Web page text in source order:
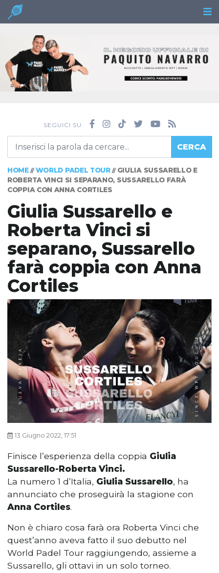
SEGUICI SU
CERCA
HOME// WORLD PADEL TOUR// GIULIA SUSSARELLO E
ROBERTA VINCI SI SEPARANO, SUSSARELLO FARÀ
COPPIA CON ANNA CORTILES
Giulia Sussarello e
Roberta Vinci si
separano, Sussarello
farà coppia con Anna
Cortiles
13 Giugno 2022, 17:51
Finisce l’esperienza della coppia Giulia
Sussarello-Roberta Vinci.
La numero 1 d’Italia, Giulia Sussarello, ha
annunciato che proseguirà la stagione con
Anna Cortiles.
Non è chiaro cosa farà ora Roberta Vinci che
quest’anno aveva fatto il suo debutto nel
World Padel Tour raggiungendo, assieme a
Sussarello, gli ottavi in un solo torneo.